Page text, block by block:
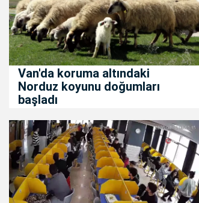
Van'da koruma altındaki
Norduz koyunu doğumları
başladı